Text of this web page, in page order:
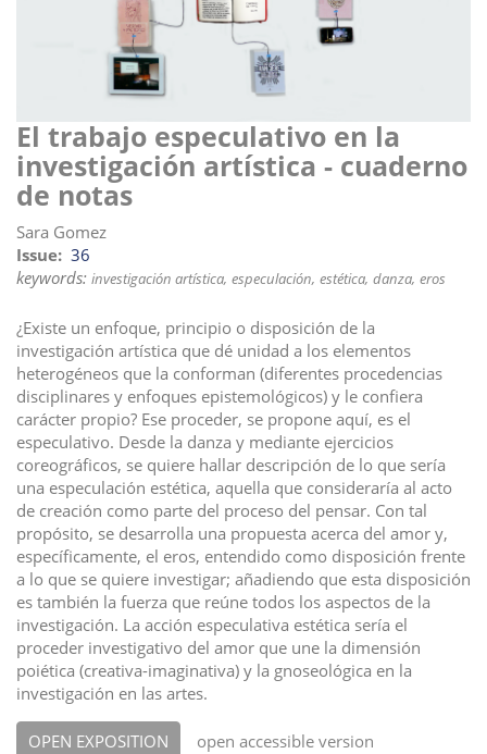
El trabajo especulativo en la
investigación artística - cuaderno
de notas
Sara Gomez
Issue 36
keywords: investigación artística especulación estética danza eros
¿Existe un enfoque, principio o disposición de la
investigación artística que dé unidad a los elementos
heterogéneos que la conforman (diferentes procedencias
disciplinares y enfoques epistemológicos) y le confiera
carácter propio? Ese proceder, se propone aquí, es el
especulativo. Desde la danza y mediante ejercicios
coreográficos, se quiere hallar descripción de lo que sería
una especulación estética, aquella que consideraría al acto
de creación como parte del proceso del pensar. Con tal
propósito, se desarrolla una propuesta acerca del amor y,
específicamente, el eros, entendido como disposición frente
a lo que se quiere investigar; añadiendo que esta disposición
es también la fuerza que reúne todos los aspectos de la
investigación. La acción especulativa estética sería el
proceder investigativo del amor que une la dimensión
poiética (creativa-imaginativa) y la gnoseológica en la
investigación en las artes.
OPEN EXPOSITION open accessible version